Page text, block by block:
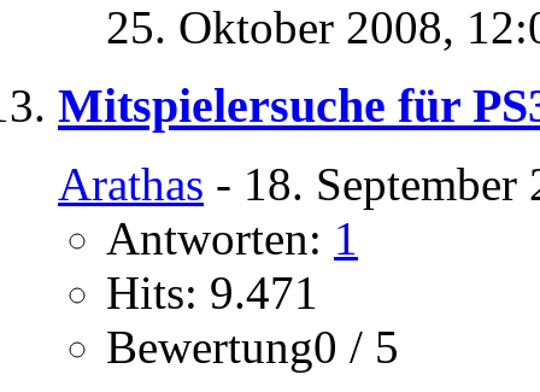
25. Oktober 2008,
Mitspielersuche für
Arathas - 18.
Antworten: 1
Hits: 9.471
Bewertung0 / 5